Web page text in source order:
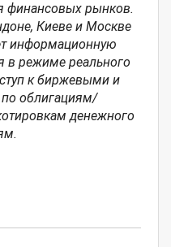
финансовых рынков.
Киеве и Москве
информационную
в режиме реального
к биржевыми и
облигациям/
денежного